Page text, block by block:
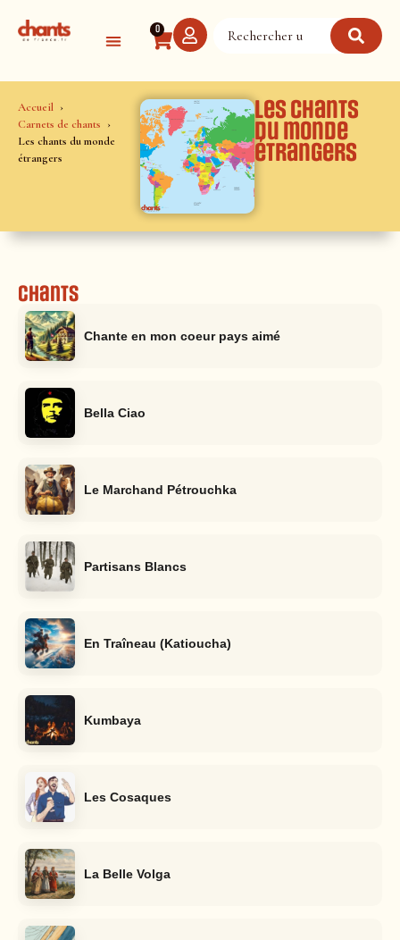
0
Accueil
Carnets de chants
Les chants du monde
étrangers
Les chants
du monde
étrangers
Chants
Chante en mon coeur pays aimé
Bella Ciao
Le Marchand Pétrouchka
Partisans Blancs
En Traîneau (Katioucha)
Kumbaya
Les Cosaques
La Belle Volga